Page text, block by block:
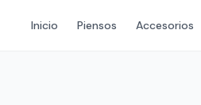
Inicio Piensos Accesorios